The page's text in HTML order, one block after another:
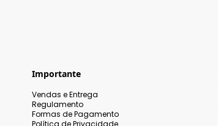
Importante
Vendas e Entrega
Regulamento
Formas de Pagamento
Política de Privacidade